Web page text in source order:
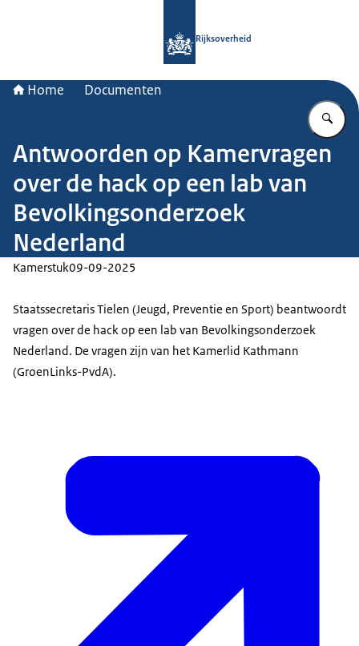
Rijksoverheid
Home Documenten
Antwoorden op Kamervragen
over de hack op een lab van
Bevolkingsonderzoek
Nederland
Kamerstuk09-09-2025
Staatssecretaris Tielen (Jeugd, Preventie en Sport) beantwoordt
vragen over de hack op een lab van Bevolkingsonderzoek
Nederland. De vragen zijn van het Kamerlid Kathmann
(GroenLinks-PvdA).